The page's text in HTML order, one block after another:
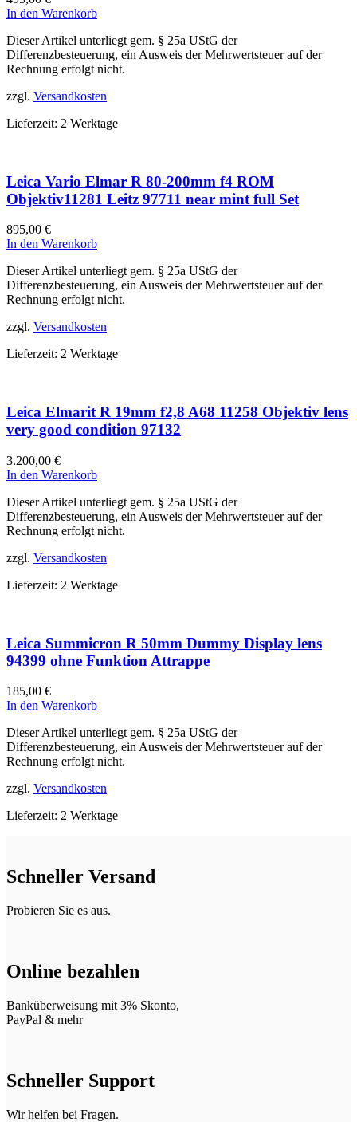
In den Warenkorb
Dieser Artikel unterliegt gem. § 25a UStG der
Differenzbesteuerung, ein Ausweis der Mehrwertsteuer auf der
Rechnung erfolgt nicht.
zzgl. Versandkosten
Lieferzeit: 2 Werktage
Leica Vario Elmar R 80-200mm f4 ROM
Objektiv11281 Leitz 97711 near mint full Set
895,00 €
In den Warenkorb
Dieser Artikel unterliegt gem. § 25a UStG der
Differenzbesteuerung, ein Ausweis der Mehrwertsteuer auf der
Rechnung erfolgt nicht.
zzgl. Versandkosten
Lieferzeit: 2 Werktage
Leica Elmarit R 19mm f2,8 A68 11258 Objektiv lens
very good condition 97132
3.200,00 €
In den Warenkorb
Dieser Artikel unterliegt gem. § 25a UStG der
Differenzbesteuerung, ein Ausweis der Mehrwertsteuer auf der
Rechnung erfolgt nicht.
zzgl. Versandkosten
Lieferzeit: 2 Werktage
Leica Summicron R 50mm Dummy Display lens
94399 ohne Funktion Attrappe
185,00 €
In den Warenkorb
Dieser Artikel unterliegt gem. § 25a UStG der
Differenzbesteuerung, ein Ausweis der Mehrwertsteuer auf der
Rechnung erfolgt nicht.
zzgl. Versandkosten
Lieferzeit: 2 Werktage
Schneller Versand
Probieren Sie es aus.
Online bezahlen
Banküberweisung mit 3% Skonto,
PayPal & mehr
Schneller Support
Wir helfen bei Fragen.